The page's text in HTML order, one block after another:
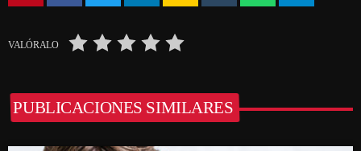
VALÓRALO
PUBLICACIONES SIMILARES